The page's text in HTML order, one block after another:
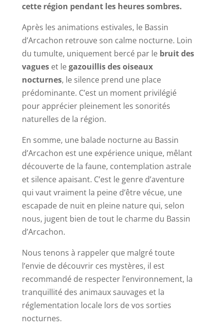
cette région pendant les heures sombres.
Après les animations estivales, le Bassin
d’Arcachon retrouve son calme nocturne. Loin
du tumulte, uniquement bercé par le bruit des
vagueset legazouillis des oiseaux
nocturnes, le silence prend une place
prédominante. C’est un moment privilégié
pour apprécier pleinement les sonorités
naturelles de la région.
En somme, une balade nocturne au Bassin
d’Arcachon est une expérience unique, mêlant
découverte de la faune, contemplation astrale
et silence apaisant. C’est le genre d’aventure
qui vaut vraiment la peine d’être vécue, une
escapade de nuit en pleine nature qui, selon
nous, jugent bien de tout le charme du Bassin
d’Arcachon.
Nous tenons à rappeler que malgré toute
l’envie de découvrir ces mystères, il est
recommandé de respecter l’environnement, la
tranquillité des animaux sauvages et la
réglementation locale lors de vos sorties
nocturnes.